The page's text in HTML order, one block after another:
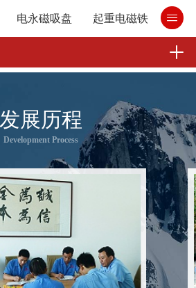
电永磁吸盘 起重电磁铁
发展历程
Development Process